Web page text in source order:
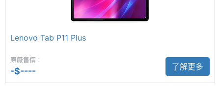
控筆，支援 4096 級壓感；內建多重視窗功能，最高
可一次開啟兩個視窗同時操作，使用提升工作效率。
化身外接螢幕
Lenovo Tab P11 (第2代) LTE 藉由 Lenovo Freestyle
Mali-G57
RAM記
憶體
4 GB
Lenovo Tab P11 Plus
原廠售價：
-$---- 了解更多